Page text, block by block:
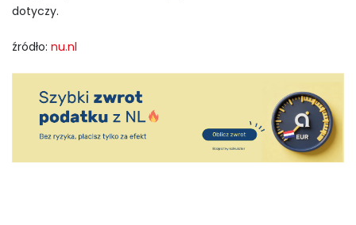
dotyczy.
źródło: nu.nl